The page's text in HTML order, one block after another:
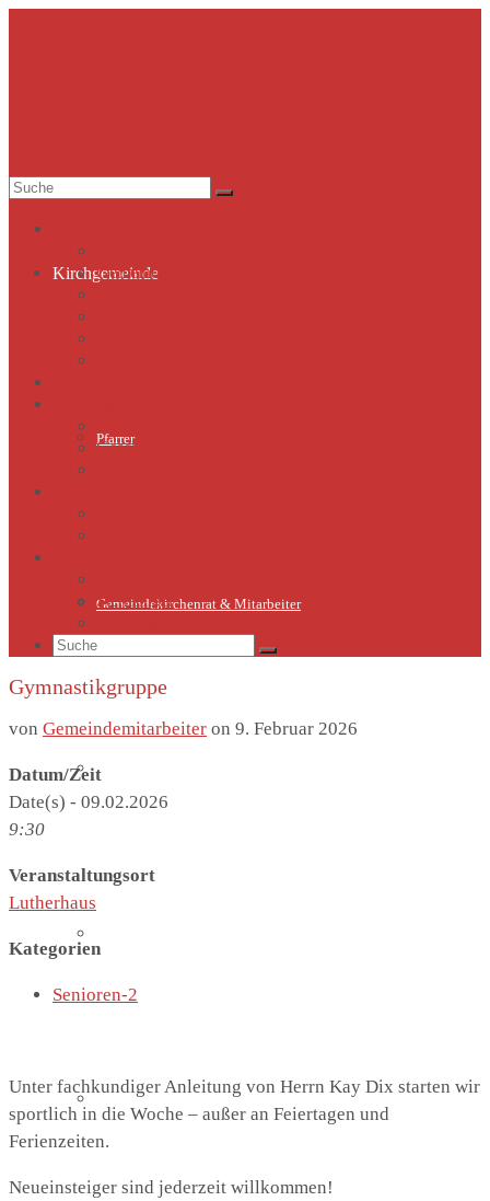
Kirchgemeinde
Pfarrer
Gemeindekirchenrat & Mitarbeiter
Gemeindeleben
Lutherhaus
Suche
Gemeindekirchenrat & Mitarbeiter
Geschichte St.Marien
Sternsinger
Suche
Gymnastikgruppe
von Gemeindemitarbeiter on 9. Februar 2026
Datum/Zeit
Date(s) - 09.02.2026
9:30
Veranstaltungsort
Lutherhaus
Kategorien
Senioren-2
Unter fachkundiger Anleitung von Herrn Kay Dix starten wir
sportlich in die Woche – außer an Feiertagen und
Ferienzeiten.
Neueinsteiger sind jederzeit willkommen!